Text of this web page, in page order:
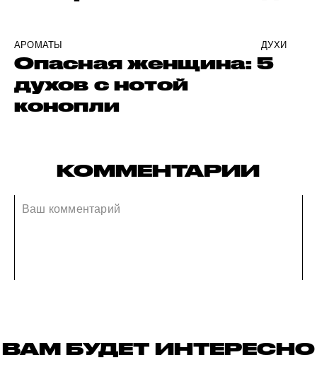
АРОМАТЫ ДУХИ
Опасная женщина: 5
духов с нотой
конопли
КОММЕНТАРИИ
ВАМ БУДЕТ ИНТЕРЕСНО